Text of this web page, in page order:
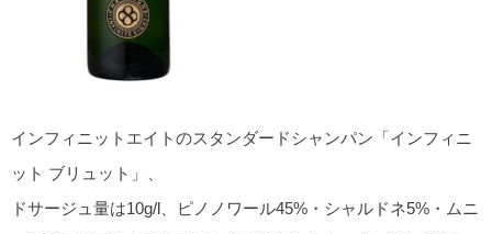
インフィニットエイトのスタンダードシャンパン「インフィニ
ット ブリュット」、
ドサージュ量は10g/l、ピノノワール45%・シャルドネ5%・ムニ